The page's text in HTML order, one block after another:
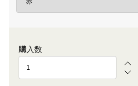
購入数